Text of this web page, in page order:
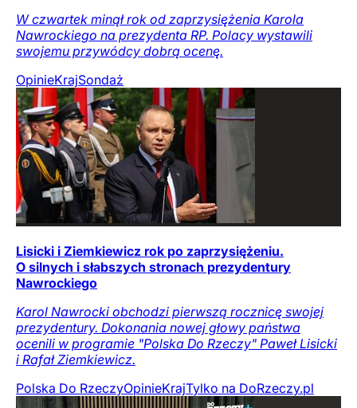
W czwartek minął rok od zaprzysiężenia Karola
Nawrockiego na prezydenta RP. Polacy wystawili
swojemu przywódcy dobrą ocenę.
OpinieKrajSondaż
Lisicki i Ziemkiewicz rok po zaprzysiężeniu.
O silnych i słabszych stronach prezydentury
Nawrockiego
Karol Nawrocki obchodzi pierwszą rocznicę swojej
prezydentury. Dokonania nowej głowy państwa
ocenili w programie "Polska Do Rzeczy" Paweł Lisicki
i Rafał Ziemkiewicz.
Polska Do RzeczyOpinieKrajTylko na DoRzeczy.pl